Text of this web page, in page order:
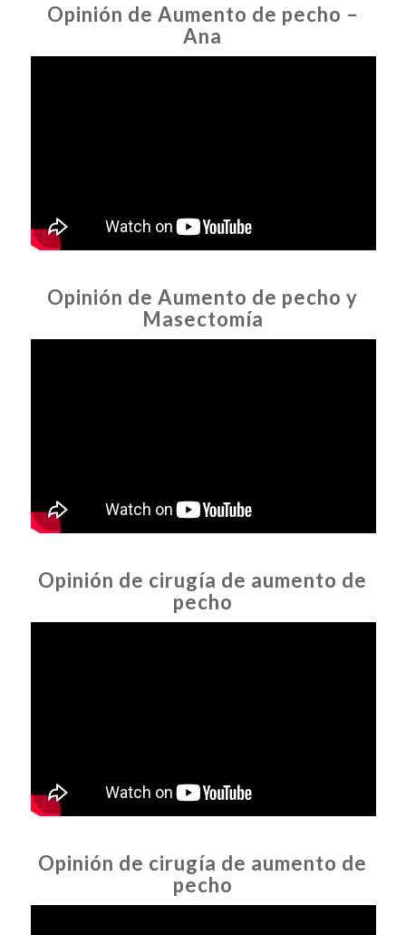
Opinión de Aumento de pecho –
Ana
Opinión de Aumento de pecho y
Masectomía
Opinión de cirugía de aumento de
pecho
Opinión de cirugía de aumento de
pecho